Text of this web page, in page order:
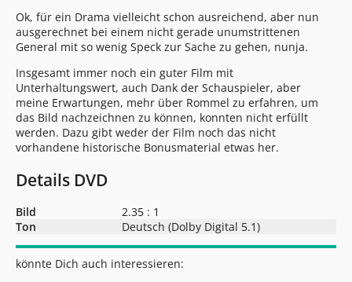
Ok, für ein Drama vielleicht schon ausreichend, aber nun
ausgerechnet bei einem nicht gerade unumstrittenen
General mit so wenig Speck zur Sache zu gehen, nunja.
Insgesamt immer noch ein guter Film mit
Unterhaltungswert, auch Dank der Schauspieler, aber
meine Erwartungen, mehr über Rommel zu erfahren, um
das Bild nachzeichnen zu können, konnten nicht erfüllt
werden. Dazu gibt weder der Film noch das nicht
vorhandene historische Bonusmaterial etwas her.
Details DVD
Bild
2.35 : 1
Ton
Deutsch (Dolby Digital 5.1)
könnte Dich auch interessieren: